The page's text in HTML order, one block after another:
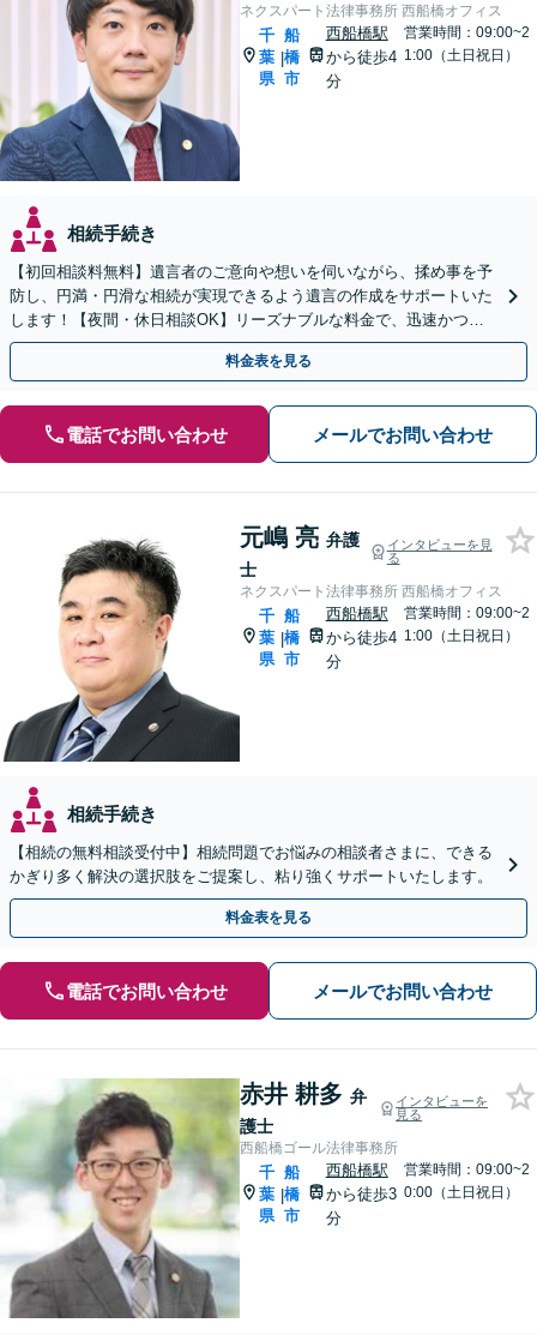
ネクスパート法律事務所 西船橋オフィス
千
葉
県
|
船
橋
市
西船橋駅
から徒歩4
分
営業時間：09:00~2
1:00（土日祝日）
相続手続き
【初回相談料無料】遺言者のご意向や想いを伺いながら、揉め事を予
防し、円満・円滑な相続が実現できるよう遺言の作成をサポートいた
します！【夜間・休日相談OK】リーズナブルな料金で、迅速かつス
ピーディーにまごころを持って対応させて頂きます。
料金表を見る
電話でお問い合わせ メールでお問い合わせ
元嶋 亮 弁護
士
インタビューを見
る
ネクスパート法律事務所 西船橋オフィス
千
葉
県
|
船
橋
市
西船橋駅
から徒歩4
分
営業時間：09:00~2
1:00（土日祝日）
相続手続き
【相続の無料相談受付中】相続問題でお悩みの相談者さまに、できる
かぎり多く解決の選択肢をご提案し、粘り強くサポートいたします。
料金表を見る
電話でお問い合わせ メールでお問い合わせ
赤井 耕多 弁
護士
インタビューを
見る
西船橋ゴール法律事務所
千
葉
県
|
船
橋
市
西船橋駅
から徒歩3
分
営業時間：09:00~2
0:00（土日祝日）